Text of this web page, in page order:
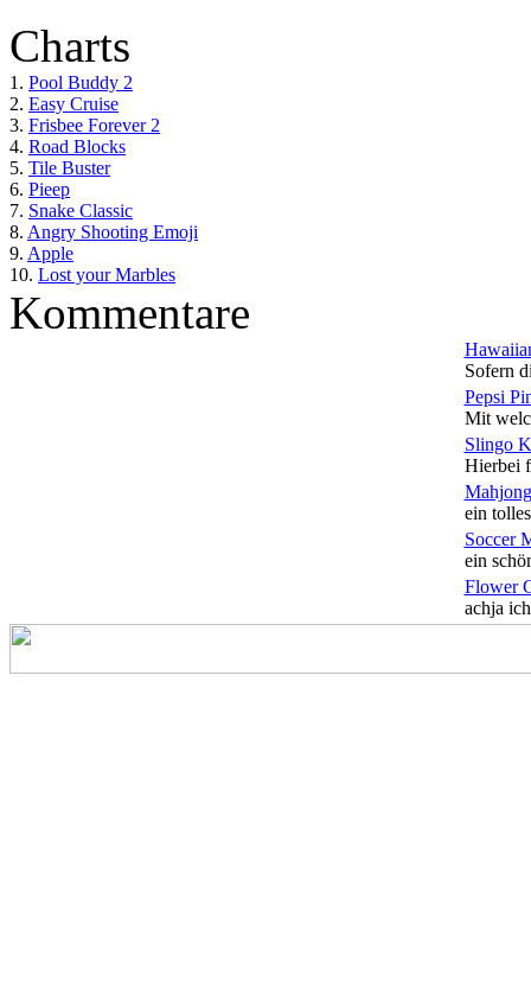
Charts
1. Pool Buddy 2
2. Easy Cruise
3. Frisbee Forever 2
4. Road Blocks
5. Tile Buster
6. Pieep
7. Snake Classic
8. Angry Shooting Emoji
9. Apple
10. Lost your Marbles
Kommentare
Sofern
Pepsi
Mit
Slingo
Hierbei
ein
Soccer
ein
Flower
achja